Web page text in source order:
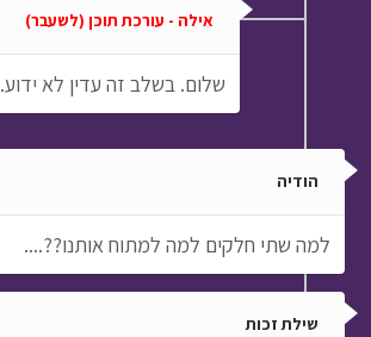
אילה - עורכת תוכן (לשעבר)
שלום. בשלב זה עדין לא ידוע.
הודיה
למה שתי חלקים למה למתוח אותנו??....
שילת זכות